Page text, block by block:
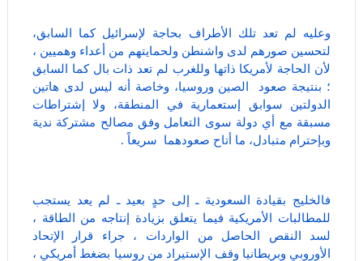
وعليه لم تعد تلك الأطراف بحاجة لإسرائيل كما السابق،
لتحسين صورهم لدى واشنطن ولحمايتهم من أعداء وهميين ،
لأن الحاجة لأمريكا ذاتها وللغرب لم تعد ذات بال كما السابق
؛ بنتيجة صعود الصين وروسيا، وخاصة أنه ليس لدى هاتين
الدولتين سوابق إستعمارية في المنطقة، ولا إشتراطات
مسبقة مع أي دولة سوى التعامل وفق مصالح مشتركة ندية
وبإحترام متبادل، ما أتاح صعودهما سريعاً .
فالخليج بقيادة السعودية ـ إلى حدٍ بعيد ـ لم يعد يستجب
للمطالبات الأمريكية فيما يتعلق بزيادة إنتاجه من الطاقة ،
لسد النقص الحاصل من الواردات ، جراء قرار الإتحاد
الأوروبي وبريطانيا وقف الإستيراد من روسيا بضغط أمريكي ،